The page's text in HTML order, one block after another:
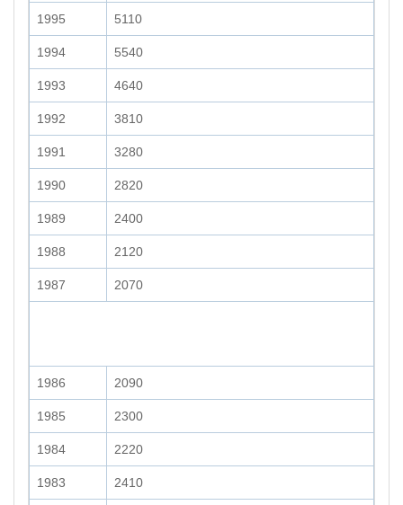
1995 5110
1994 5540
1993 4640
1992 3810
1991 3280
1990 2820
1989 2400
1988 2120
1987 2070
1986 2090
1985 2300
1984 2220
1983 2410